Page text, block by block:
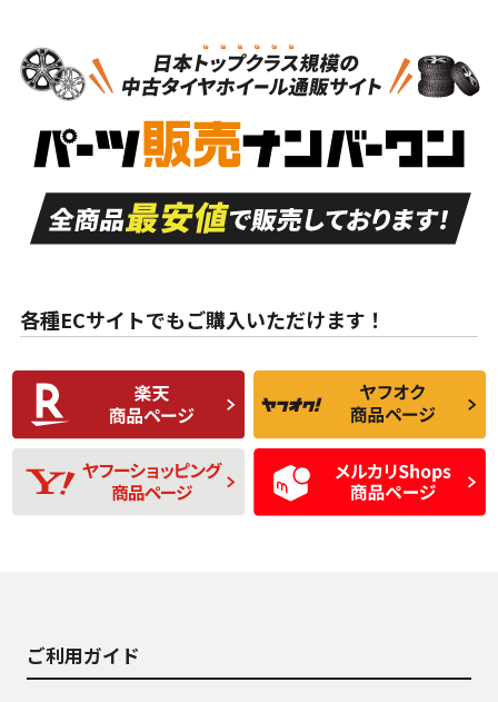
S
品）
S
新車外し品（新古
付き
A
走行距離も少なく、
目立つ傷もほとんど
ない中古品
A
走行距離も少なく、
非常に状態の良い中
古品
な中古品
んどない中古品
C
比較的きれいな中古
品
C
られるが、使用に問
題のない中古品
D
使用感や目立つ傷が
あり、一般的な中古
品
D
残り溝も少なく、偏
磨耗がみられ、短期
間使用できるくらい
の中古品
各種ECサイトでもご購入いただけます！
ご利用ガイド